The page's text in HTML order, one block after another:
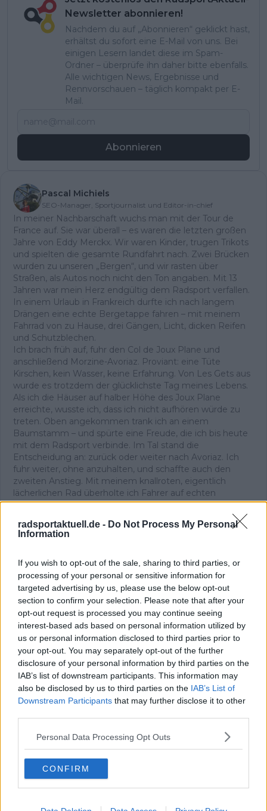
radsportaktuell.de - Do Not Process My Personal
Information
If you wish to opt-out of the sale, sharing to third parties, or
processing of your personal or sensitive information for
targeted advertising by us, please use the below opt-out
section to confirm your selection. Please note that after your
opt-out request is processed you may continue seeing
interest-based ads based on personal information utilized by
us or personal information disclosed to third parties prior to
your opt-out. You may separately opt-out of the further
disclosure of your personal information by third parties on the
IAB’s list of downstream participants. This information may
also be disclosed by us to third parties on the IAB’s List of
Downstream Participants that may further disclose it to other
Personal Data Processing Opt Outs
CONFIRM
Newsletter abonnieren!
Nachdem du auf „Abonnieren“ geklickt hast,
erhältst du sofort eine E-Mail von uns. Bei
einigen Lesern landet diese im Spam-
Ordner – überprüfe ihn daher bitte ebenfalls.
Alle wichtigen News, Ergebnisse und
Rennvorschauen – täglich kompakt per E-
Mail.
Abonnieren
Pascal Michiels
SEO-Manager, Sportjournalist und Editor-in-chief
In meiner Nachbarschaft wuchs man mit der Tour de
France auf. Sie war überall – es waren die letzten großen
Jahre von Eddy Merckx. Wir waren Kinder, trugen Trikots
und spielten die gesamte Rundfahrt nach. Zwei Brücken
wurden zu unseren „Bergen“, und wir rasten über
Straßen, als Autos noch nicht den Ton angaben. Mit 13
Jahren war mein Herz endgültig dem Radsport verfallen.
In einem Urlaub in Frankreich durfte ich nach langem
Drängen eine echte Bergetappe fahren – mit meinem
Fahrrad von zu Hause, drei Gängen, Licht, dicken Reifen
und Schutzblechen.
Ich brach früh auf, fuhr den Col de Joux Plane und
anschließend Morzine-Avoriaz. Proviant: eine Tüte
Kirschen, kein Wasser, keine Erfahrung. Von Les Gets aus
wurde es trotzdem der glücklichste Tag meines Lebens.
Als ich die Häuser auf halber Höhe des Joux Plane
erreichte, wusste ich, dass ich nicht aufhören würde zu
treten. Oben angekommen trank ich an einem
Baumstamm – und spürte eine Freude, die ich bis heute
mit dem Radsport verbinde. Im Tal stand die
Entscheidung an: zurück oder weiter nach Avoriaz. Ich
fuhr weiter, ohne anzuhalten, und schaffte auch den
zweiten Anstieg. Mit meinem knallroten, eigentlich
lächerlichen Rad überholte ich Fahrer auf echten
Rennrädern. Wieder dieses Glück.
Dieses unverfälschte Gefühl begleitet mich bis heute –
und es ist der Ursprung meiner Arbeit. Ich bin
Themenpriorisierung, Qualitätsstandards, Faktenprüfung
und die konsequente Aktualisierung von Inhalten, sobald
neue, verifizierte Informationen vorliegen. Neben der
Leitung der Redaktion schreibe und editiere ich selbst
und lege besonderen Wert auf klare Einordnung, präzise
Sprache und nachvollziehbare Analysen.
Radsport ist für mich mehr als Leidenschaft. Er ist ein
komplexer Leistungssport, der Kontext, Genauigkeit und
Verantwortung verlangt – genau diesen Anspruch
vertrete ich in unserer täglichen Berichterstattung.
Beiträge des Autors ansehen
Besucher 0